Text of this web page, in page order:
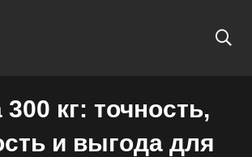
кг: точность,
и выгода для